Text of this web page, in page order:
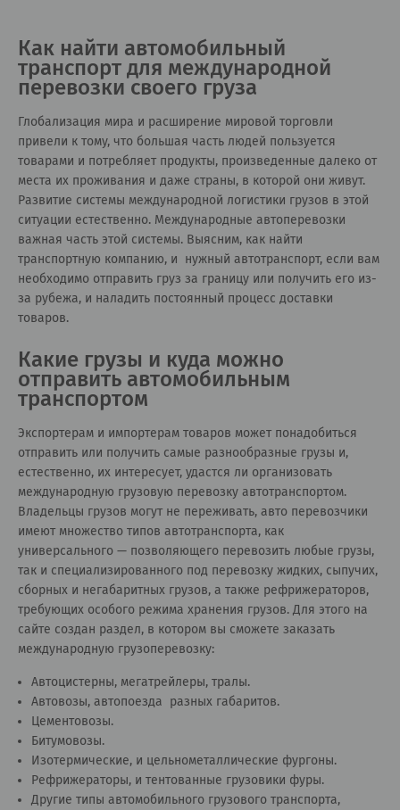
Как найти автомобильный
транспорт для международной
перевозки своего груза
Глобализация мира и расширение мировой торговли
привели к тому, что большая часть людей пользуется
товарами и потребляет продукты, произведенные далеко от
места их проживания и даже страны, в которой они живут.
Развитие системы международной логистики грузов в этой
ситуации естественно. Международные автоперевозки
важная часть этой системы. Выясним, как найти
транспортную компанию, и нужный автотранспорт, если вам
необходимо отправить груз за границу или получить его из-
за рубежа, и наладить постоянный процесс доставки
товаров.
Какие грузы и куда можно
отправить автомобильным
транспортом
Экспортерам и импортерам товаров может понадобиться
отправить или получить самые разнообразные грузы и,
естественно, их интересует, удастся ли организовать
международную грузовую перевозку автотранспортом.
Владельцы грузов могут не переживать, авто перевозчики
имеют множество типов автотранспорта, как
универсального — позволяющего перевозить любые грузы,
так и специализированного под перевозку жидких, сыпучих,
сборных и негабаритных грузов, а также рефрижераторов,
требующих особого режима хранения грузов. Для этого на
сайте создан раздел, в котором вы сможете заказать
международную грузоперевозку:
Автоцистерны, мегатрейлеры, тралы.
Автовозы, автопоезда разных габаритов.
Цементовозы.
Битумовозы.
Изотермические, и цельнометаллические фургоны.
Рефрижераторы, и тентованные грузовики фуры.
Другие типы автомобильного грузового транспорта,